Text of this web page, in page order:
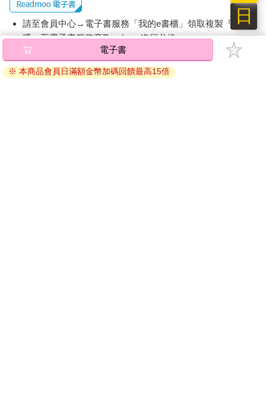
請至會員中心→電子書服務「我的e書櫃」領取複製『兌換
碼』至電子書服務商Readmoo進行兌換。
退換貨須知：
因版權保護，您在金石堂所購買的電子書僅能以金石堂專屬
電子書
※ 本商品會員日滿額金幣加碼回饋最高15倍
日